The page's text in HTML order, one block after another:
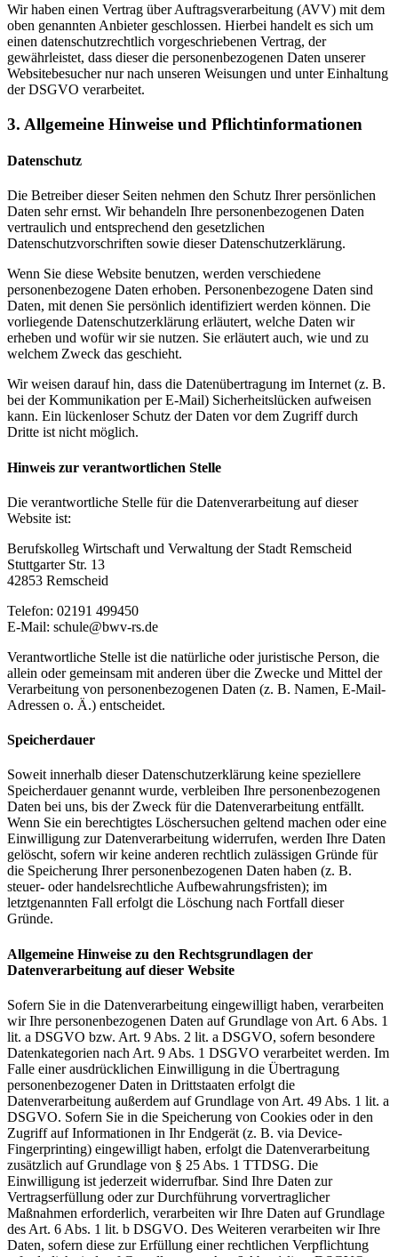
Wir haben einen Vertrag über Auftragsverarbeitung (AVV) mit dem
oben genannten Anbieter geschlossen. Hierbei handelt es sich um
einen datenschutzrechtlich vorgeschriebenen Vertrag, der
gewährleistet, dass dieser die personenbezogenen Daten unserer
Websitebesucher nur nach unseren Weisungen und unter Einhaltung
der DSGVO verarbeitet.
3. Allgemeine Hinweise und Pflicht­informationen
Datenschutz
Die Betreiber dieser Seiten nehmen den Schutz Ihrer persönlichen
Daten sehr ernst. Wir behandeln Ihre personenbezogenen Daten
vertraulich und entsprechend den gesetzlichen
Datenschutzvorschriften sowie dieser Datenschutzerklärung.
Wenn Sie diese Website benutzen, werden verschiedene
personenbezogene Daten erhoben. Personenbezogene Daten sind
Daten, mit denen Sie persönlich identifiziert werden können. Die
vorliegende Datenschutzerklärung erläutert, welche Daten wir
erheben und wofür wir sie nutzen. Sie erläutert auch, wie und zu
welchem Zweck das geschieht.
Wir weisen darauf hin, dass die Datenübertragung im Internet (z. B.
bei der Kommunikation per E-Mail) Sicherheitslücken aufweisen
kann. Ein lückenloser Schutz der Daten vor dem Zugriff durch
Dritte ist nicht möglich.
Hinweis zur verantwortlichen Stelle
Die verantwortliche Stelle für die Datenverarbeitung auf dieser
Website ist:
Berufskolleg Wirtschaft und Verwaltung der Stadt Remscheid
Stuttgarter Str. 13
42853 Remscheid
Telefon: 02191 499450
E-Mail: schule@bwv-rs.de
Verantwortliche Stelle ist die natürliche oder juristische Person, die
allein oder gemeinsam mit anderen über die Zwecke und Mittel der
Verarbeitung von personenbezogenen Daten (z. B. Namen, E-Mail-
Adressen o. Ä.) entscheidet.
Speicherdauer
Soweit innerhalb dieser Datenschutzerklärung keine speziellere
Speicherdauer genannt wurde, verbleiben Ihre personenbezogenen
Daten bei uns, bis der Zweck für die Datenverarbeitung entfällt.
Wenn Sie ein berechtigtes Löschersuchen geltend machen oder eine
Einwilligung zur Datenverarbeitung widerrufen, werden Ihre Daten
gelöscht, sofern wir keine anderen rechtlich zulässigen Gründe für
die Speicherung Ihrer personenbezogenen Daten haben (z. B.
steuer- oder handelsrechtliche Aufbewahrungsfristen); im
letztgenannten Fall erfolgt die Löschung nach Fortfall dieser
Gründe.
Allgemeine Hinweise zu den Rechtsgrundlagen der
Datenverarbeitung auf dieser Website
Sofern Sie in die Datenverarbeitung eingewilligt haben, verarbeiten
wir Ihre personenbezogenen Daten auf Grundlage von Art. 6 Abs. 1
lit. a DSGVO bzw. Art. 9 Abs. 2 lit. a DSGVO, sofern besondere
Datenkategorien nach Art. 9 Abs. 1 DSGVO verarbeitet werden. Im
Falle einer ausdrücklichen Einwilligung in die Übertragung
personenbezogener Daten in Drittstaaten erfolgt die
Datenverarbeitung außerdem auf Grundlage von Art. 49 Abs. 1 lit. a
DSGVO. Sofern Sie in die Speicherung von Cookies oder in den
Zugriff auf Informationen in Ihr Endgerät (z. B. via Device-
Fingerprinting) eingewilligt haben, erfolgt die Datenverarbeitung
zusätzlich auf Grundlage von § 25 Abs. 1 TTDSG. Die
Einwilligung ist jederzeit widerrufbar. Sind Ihre Daten zur
Vertragserfüllung oder zur Durchführung vorvertraglicher
Maßnahmen erforderlich, verarbeiten wir Ihre Daten auf Grundlage
des Art. 6 Abs. 1 lit. b DSGVO. Des Weiteren verarbeiten wir Ihre
Daten, sofern diese zur Erfüllung einer rechtlichen Verpflichtung